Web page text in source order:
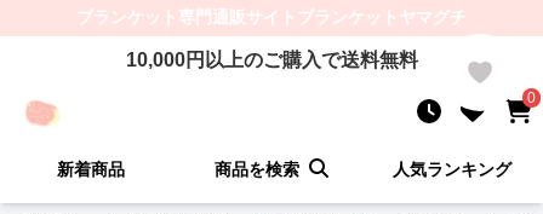
ブランケット 専門通販サイト ブランケットヤマグチ
10,000円以上のご購入で送料無料
0
新着商品 商品を検索 人気ランキング